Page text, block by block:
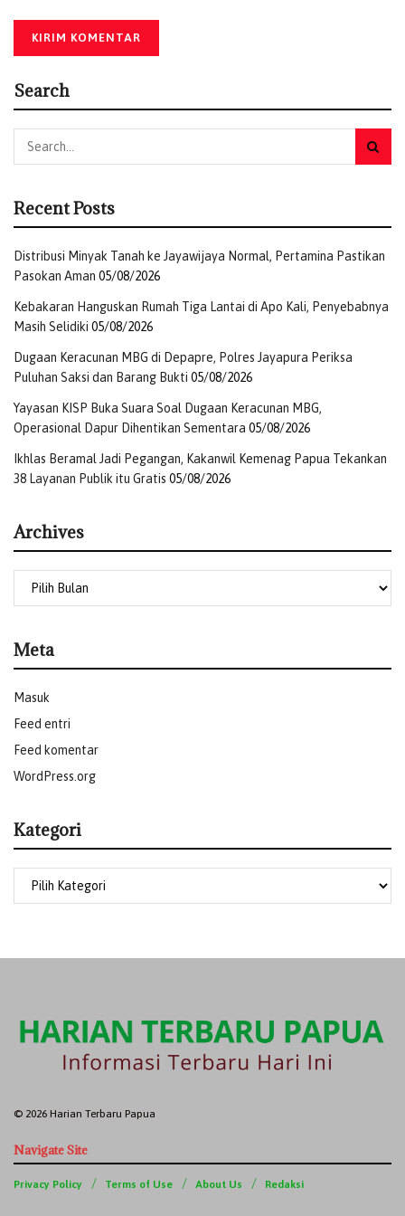
Provinsi Papua, Aristoteles, Kepala Balai Besar Konservasi
Sumber Daya Alam (BBKSDA) Provinsi Papua, A. G.
Provinsi Papua, Marcel Suebu, Komandan Pangkalan TNI
Angkatan Udara Silas Papare, Kepolisian Resor (Polres)
Nasional Pencarian dan Pertolongan (BASARNAS) Provinsi
siswa-siswi SMP Negeri 3 Sentani serta perwakilan
pegawai PLN UIP MPA dan PLN UPP Papua.(Darul
Muttaqin)
Search
Recent Posts
Distribusi Minyak Tanah ke Jayawijaya Normal, Pertamina Pastikan
Pasokan Aman 05/08/2026
Kebakaran Hanguskan Rumah Tiga Lantai di Apo Kali, Penyebabnya
Masih Selidiki 05/08/2026
Dugaan Keracunan MBG di Depapre, Polres Jayapura Periksa
Puluhan Saksi dan Barang Bukti 05/08/2026
Yayasan KISP Buka Suara Soal Dugaan Keracunan MBG,
Operasional Dapur Dihentikan Sementara 05/08/2026
Ikhlas Beramal Jadi Pegangan, Kakanwil Kemenag Papua Tekankan
38 Layanan Publik itu Gratis 05/08/2026
Archives
Meta
Masuk
Feed entri
Feed komentar
WordPress.org
Kategori
© 2026 Harian Terbaru Papua
Navigate Site
Privacy Policy Terms of Use About Us Redaksi